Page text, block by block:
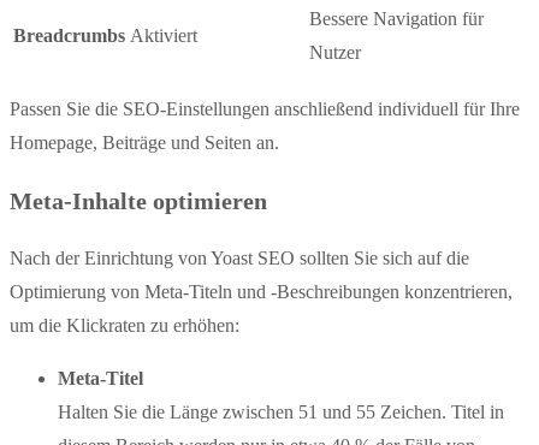
Breadcrumbs Aktiviert
Bessere Navigation für
Nutzer
Passen Sie die SEO-Einstellungen anschließend individuell für Ihre
Homepage, Beiträge und Seiten an.
Meta-Inhalte optimieren
Nach der Einrichtung von Yoast SEO sollten Sie sich auf die
Optimierung von Meta-Titeln und -Beschreibungen konzentrieren,
um die Klickraten zu erhöhen:
Meta-Titel
Halten Sie die Länge zwischen 51 und 55 Zeichen. Titel in